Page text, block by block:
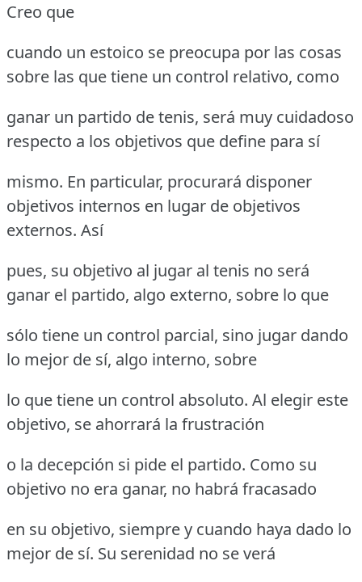
Creo que
cuando un estoico se preocupa por las cosas
sobre las que tiene un control relativo, como
ganar un partido de tenis, será muy cuidadoso
respecto a los objetivos que define para sí
mismo. En particular, procurará disponer
objetivos internos en lugar de objetivos
externos. Así
pues, su objetivo al jugar al tenis no será
ganar el partido, algo externo, sobre lo que
sólo tiene un control parcial, sino jugar dando
lo mejor de sí, algo interno, sobre
lo que tiene un control absoluto. Al elegir este
objetivo, se ahorrará la frustración
o la decepción si pide el partido. Como su
objetivo no era ganar, no habrá fracasado
en su objetivo, siempre y cuando haya dado lo
mejor de sí. Su serenidad no se verá